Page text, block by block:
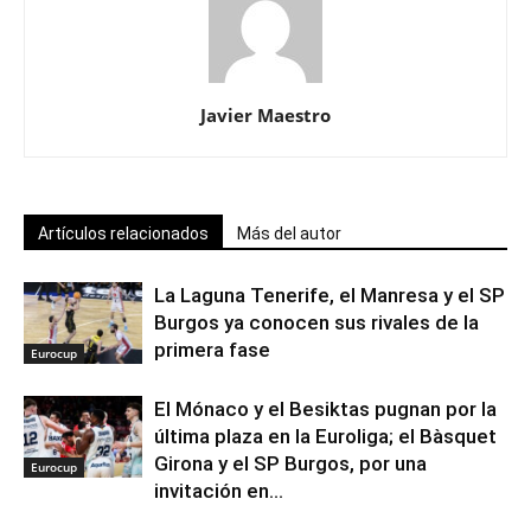
Javier Maestro
Artículos relacionados Más del autor
Eurocup
La Laguna Tenerife, el Manresa y el SP
Burgos ya conocen sus rivales de la
primera fase
Eurocup
El Mónaco y el Besiktas pugnan por la
última plaza en la Euroliga; el Bàsquet
Girona y el SP Burgos, por una
invitación en...